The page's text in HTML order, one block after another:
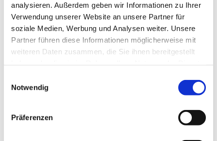
analysieren. Außerdem geben wir Informationen zu Ihrer
Verwendung unserer Website an unsere Partner für
soziale Medien, Werbung und Analysen weiter. Unsere
Partner führen diese Informationen möglicherweise mit
weiteren Daten zusammen, die Sie ihnen bereitgestellt
Notwendig
Präferenzen
© KI generiertes Bild (Canva) von Till Jansen